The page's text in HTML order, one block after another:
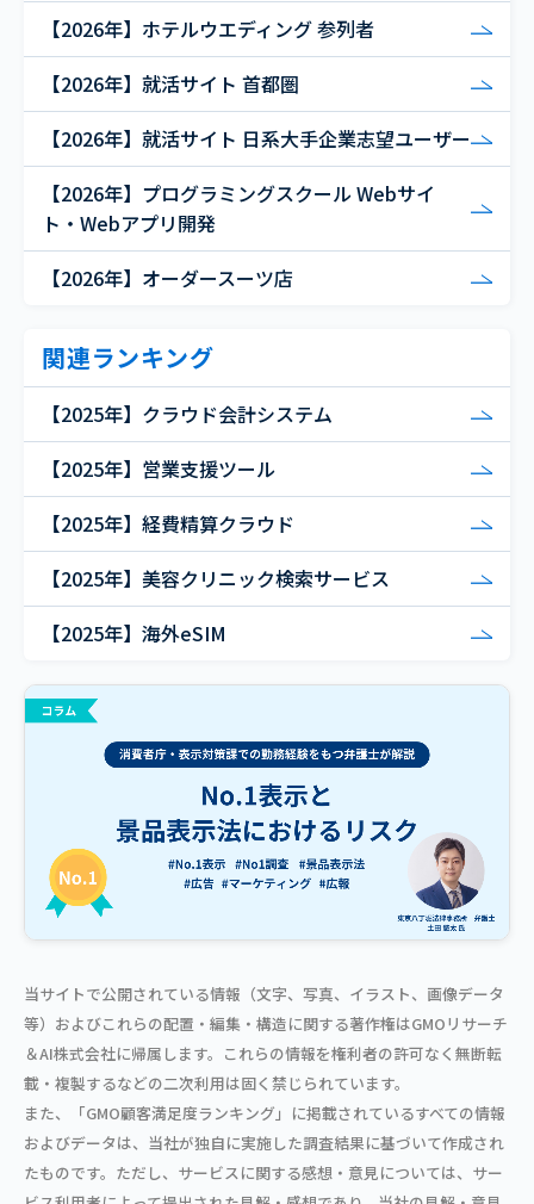
【2026年】ホテルウエディング 参列者
【2026年】就活サイト 首都圏
【2026年】就活サイト 日系大手企業志望ユーザー
【2026年】プログラミングスクール Webサイ
ト・Webアプリ開発
【2026年】オーダースーツ店
関連ランキング
【2025年】クラウド会計システム
【2025年】営業支援ツール
【2025年】経費精算クラウド
【2025年】美容クリニック検索サービス
【2025年】海外eSIM
当サイトで公開されている情報（文字、写真、イラスト、画像データ
等）およびこれらの配置・編集・構造に関する著作権はGMOリサーチ
＆AI株式会社に帰属します。これらの情報を権利者の許可なく無断転
載・複製するなどの二次利用は固く禁じられています。
また、「GMO顧客満足度ランキング」に掲載されているすべての情報
およびデータは、当社が独自に実施した調査結果に基づいて作成され
たものです。ただし、サービスに関する感想・意見については、サー